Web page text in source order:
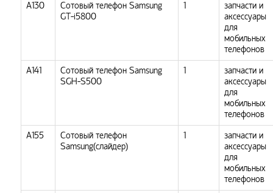
А130
Сотовый телефон Samsung
GT-i5800
1
запчасти и
аксессуары
для
мобильных
телефонов
A141
Сотовый телефон Samsung
SGH-S500
1
запчасти и
аксессуары
для
мобильных
телефонов
А155
Сотовый телефон
Samsung(слайдер)
1
запчасти и
аксессуары
для
мобильных
телефонов